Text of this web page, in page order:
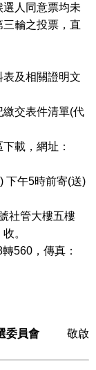
人同意票均未
輪之投票，直
及相關證明文
繳交表件清單(代
載，網址：
下午5時前寄(送)
社管大樓五樓
。
560，傳真：
選委員會 敬啟